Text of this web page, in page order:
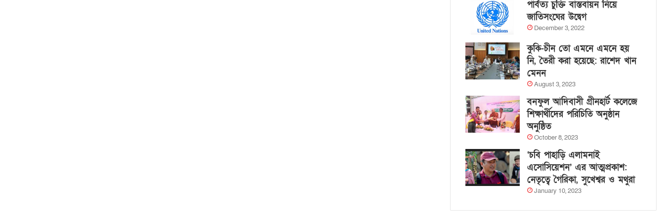
পার্বত্য চুক্তি বাস্তবায়ন নিয়ে
জাতিসংঘের উদ্বেগ
December 3, 2022
কুকি-চীন তো এমনে এমনে হয়
নি, তৈরী করা হয়েছে: রাশেদ খান
মেনন
August 3, 2023
বনফুল আদিবাসী গ্রীনহার্ট কলেজে
শিক্ষার্থীদের পরিচিতি অনুষ্ঠান
অনুষ্ঠিত
October 8, 2023
‘চবি পাহাড়ি এলামনাই
এসোসিয়েশন’ এর আত্মপ্রকাশ:
নেতৃত্বে গৈরিকা, সুখেশ্বর ও মথুরা
January 10, 2023